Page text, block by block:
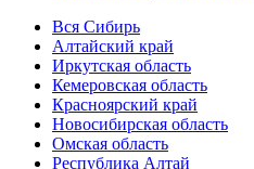
Вся Сибирь
Алтайский край
Иркутская область
Кемеровская область
Красноярский край
Новосибирская область
Омская область
Республика Алтай